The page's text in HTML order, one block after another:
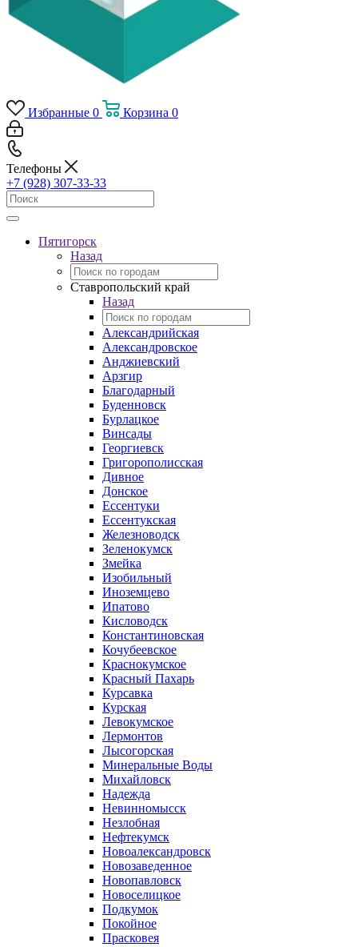
Избранные 0 Корзина 0
Телефоны
+7 (928) 307-33-33
Пятигорск
Назад
Ставропольский край
Назад
Александрийская
Александровское
Анджиевский
Арзгир
Благодарный
Буденновск
Бурлацкое
Винсады
Георгиевск
Григорополисская
Дивное
Донское
Ессентуки
Ессентукская
Железноводск
Зеленокумск
Змейка
Изобильный
Иноземцево
Ипатово
Кисловодск
Константиновская
Кочубеевское
Краснокумское
Красный Пахарь
Курсавка
Курская
Левокумское
Лермонтов
Лысогорская
Минеральные Воды
Михайловск
Надежда
Невинномысск
Незлобная
Нефтекумск
Новоалександровск
Новозаведенное
Новопавловск
Новоселицкое
Подкумок
Покойное
Прасковея